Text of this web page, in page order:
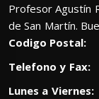
Profesor Agustín
de San Martín.
Codigo Postal:
Telefono y Fax:
Lunes a Viernes: